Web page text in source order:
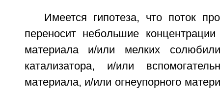
Имеется гипотеза, что поток
переносит небольшие концентрации
материала и/или мелких
катализатора, и/или
материала, и/или огнеупорного